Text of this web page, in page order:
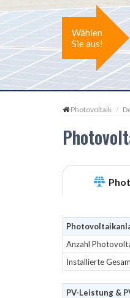
Wählen
Sie aus!
Photovoltaik
Anzahl
Installierte
PV-Leistung &